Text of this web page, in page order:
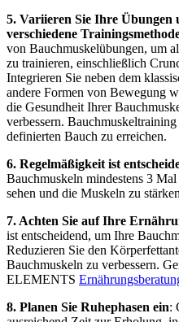
5. Variieren Sie Ihre Übungen
verschiedene
von Bauchmuskelübungen, um
zu trainieren, einschließlich
Integrieren Sie neben dem
andere Formen von Bewegung
die Gesundheit Ihrer
verbessern.
definierten Bauch zu erreichen.
6. Regelmäßigkeit ist
Bauchmuskeln mindestens 3
sehen und die Muskeln zu
7. Achten Sie auf Ihre
ist entscheidend, um Ihre
Reduzieren Sie den
Bauchmuskeln zu verbessern.
ELEMENTS
8. Planen Sie Ruhephasen ein: